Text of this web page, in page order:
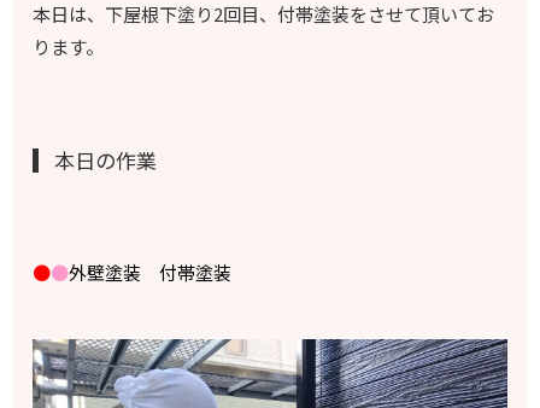
本日は、下屋根下塗り2回目、付帯塗装をさせて頂いてお
ります。
本日の作業
●●外壁塗装 付帯塗装